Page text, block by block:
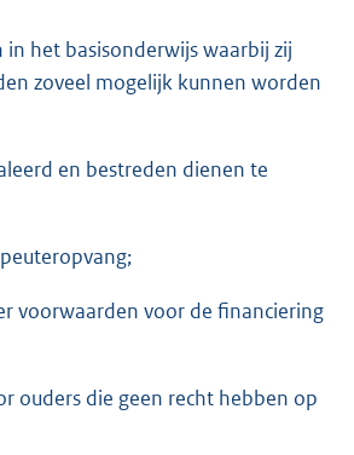
het basisonderwijs waarbij zij
zoveel mogelijk kunnen worden
en bestreden dienen te
voorwaarden voor de financiering
ouders die geen recht hebben op